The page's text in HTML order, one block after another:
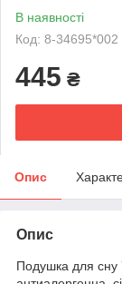
В наявності
Код: 8-34695*002
445 ₴
Опис
Опис
Подушка для сну